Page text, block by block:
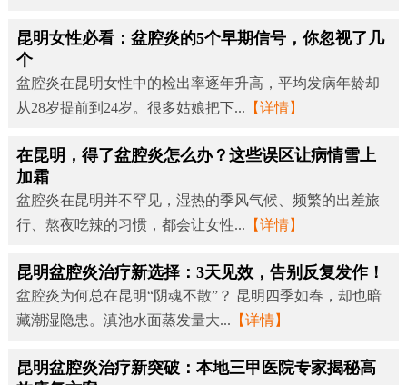
昆明女性必看：盆腔炎的5个早期信号，你忽视了几
个
盆腔炎在昆明女性中的检出率逐年升高，平均发病年龄却
从28岁提前到24岁。很多姑娘把下... 【详情】
在昆明，得了盆腔炎怎么办？这些误区让病情雪上
加霜
盆腔炎在昆明并不罕见，湿热的季风气候、频繁的出差旅
行、熬夜吃辣的习惯，都会让女性... 【详情】
昆明盆腔炎治疗新选择：3天见效，告别反复发作！
盆腔炎为何总在昆明“阴魂不散”？ 昆明四季如春，却也暗
藏潮湿隐患。滇池水面蒸发量大... 【详情】
昆明盆腔炎治疗新突破：本地三甲医院专家揭秘高